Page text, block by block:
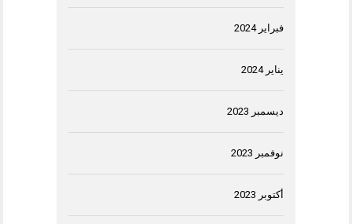
فبراير 2024
يناير 2024
ديسمبر 2023
نوفمبر 2023
أكتوبر 2023